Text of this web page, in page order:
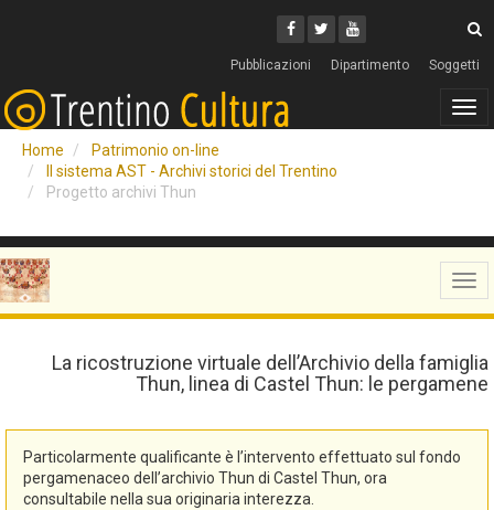
Facebook
Twitter
Youtube
Pubblicazioni Dipartimento Soggetti
Home
Patrimonio on-line
Il sistema AST - Archivi storici del Trentino
Progetto archivi Thun
La ricostruzione virtuale dell’Archivio della famiglia
Thun, linea di Castel Thun: le pergamene
Particolarmente qualificante è l’intervento effettuato sul fondo
pergamenaceo dell’archivio Thun di Castel Thun, ora
consultabile nella sua originaria interezza.